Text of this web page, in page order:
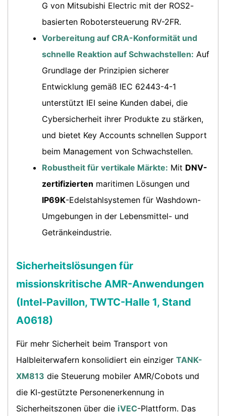
G von Mitsubishi Electric mit der ROS2-
basierten Robotersteuerung RV-2FR.
Vorbereitung auf CRA-Konformität und
schnelle Reaktion auf Schwachstellen: Auf
Grundlage der Prinzipien sicherer
Entwicklung gemäß IEC 62443-4-1
unterstützt IEI seine Kunden dabei, die
Cybersicherheit ihrer Produkte zu stärken,
und bietet Key Accounts schnellen Support
beim Management von Schwachstellen.
Robustheit für vertikale Märkte: Mit DNV-
zertifizierten maritimen Lösungen und
IP69K-Edelstahlsystemen für Washdown-
Umgebungen in der Lebensmittel- und
Getränkeindustrie.
Sicherheitslösungen für
missionskritische AMR-Anwendungen
(Intel-Pavillon, TWTC-Halle 1, Stand
A0618)
Für mehr Sicherheit beim Transport von
Halbleiterwafern konsolidiert ein einziger TANK-
XM813 die Steuerung mobiler AMR/Cobots und
die KI-gestützte Personenerkennung in
Sicherheitszonen über die iVEC-Plattform. Das